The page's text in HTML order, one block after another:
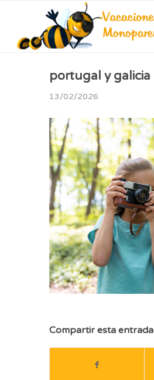
portugal y galicia
13/02/2026
Compartir esta entrada